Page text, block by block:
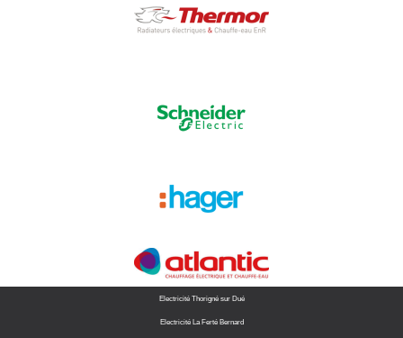
Electricité Thorigné sur Dué
Electricité La Ferté Bernard